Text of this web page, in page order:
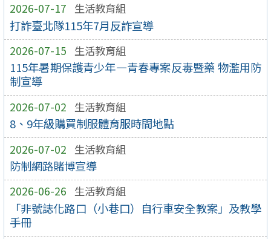
2026-07-17 生活教育組
打詐臺北隊115年7月反詐宣導
2026-07-15 生活教育組
115年暑期保護青少年—青春專案反毒暨藥 物濫用防
制宣導
2026-07-02 生活教育組
8、9年級購買制服體育服時間地點
2026-07-02 生活教育組
防制網路賭博宣導
2026-06-26 生活教育組
「非號誌化路口（小巷口）自行車安全教案」及教學
手冊